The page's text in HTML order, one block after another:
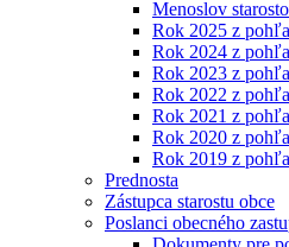
Menoslov
Rok 2025 z
Rok 2024 z
Rok 2023 z
Rok 2022 z
Rok 2021 z
Rok 2020 z
Rok 2019 z
Prednosta
Zástupca starostu obce
Poslanci obecného